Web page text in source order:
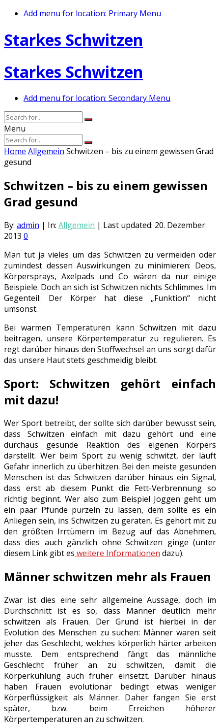
Add menu for location: Primary Menu
Starkes Schwitzen
Starkes Schwitzen
Add menu for location: Secondary Menu
Menu
Home Allgemein Schwitzen – bis zu einem gewissen Grad
gesund
Schwitzen – bis zu einem gewissen
Grad gesund
By: admin | In: Allgemein | Last updated: 20. Dezember
2013 0
Man tut ja vieles um das Schwitzen zu vermeiden oder
zumindest dessen Auswirkungen zu minimieren: Deos,
Körpersprays, Axelpads und Co wären da nur einige
Beispiele. Doch an sich ist Schwitzen nichts Schlimmes. Im
Gegenteil: Der Körper hat diese „Funktion“ nicht
umsonst.
Bei warmen Temperaturen kann Schwitzen mit dazu
beitragen, unsere Körpertemperatur zu regulieren. Es
regt darüber hinaus den Stoffwechsel an uns sorgt dafür
das unsere Haut stets geschmeidig bleibt.
Sport: Schwitzen gehört einfach
mit dazu!
Wer Sport betreibt, der sollte sich darüber bewusst sein,
dass Schwitzen einfach mit dazu gehört und eine
durchaus gesunde Reaktion des eigenen Körpers
darstellt. Wer beim Sport zu wenig schwitzt, der läuft
Gefahr innerlich zu überhitzen. Bei den meiste gesunden
Menschen ist das Schwitzen darüber hinaus ein Signal,
dass erst ab diesem Punkt die Fett-Verbrennung so
richtig beginnt. Wer also zum Beispiel Joggen geht um
ein paar Pfunde purzeln zu lassen, dem sollte es ein
Anliegen sein, ins Schwitzen zu geraten. Es gehört mit zu
den größten Irrtümern im Bezug auf das Abnehmen,
dass dies auch gänzlich ohne Schwitzen ginge (unter
diesem Link gibt es weitere Informationen dazu).
Männer schwitzen mehr als Frauen
Zwar ist dies eine sehr allgemeine Aussage, doch im
Durchschnitt ist es so, dass Männer deutlich mehr
schwitzen als Frauen. Der Grund ist hierbei in der
Evolution des Menschen zu suchen: Männer waren seit
jeher das Geschlecht, welches körperlich härter arbeiten
musste. Dem entsprechend fängt das männliche
Geschlecht früher an zu schwitzen, damit die
Körperkühlung auch früher einsetzt. Darüber hinaus
haben Frauen evolutionär bedingt etwas weniger
Körperflüssigkeit als Männer. Daher fangen Sie erst
später, bzw. beim Erreichen höherer
Körpertemperaturen an zu schwitzen.